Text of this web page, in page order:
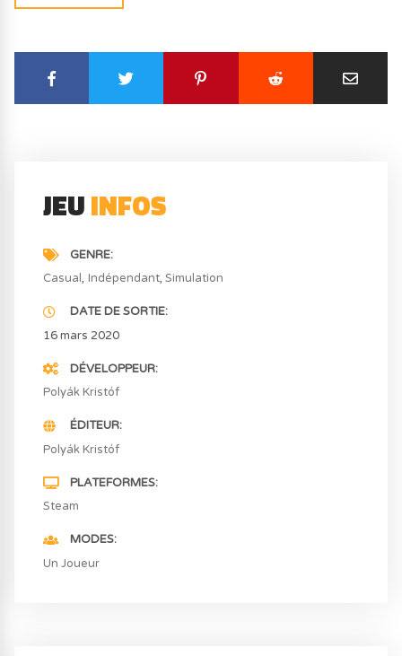
JEUINFOS
GENRE
Casual Indépendant Simulation
DATE DE SORTIE
16 mars 2020
DÉVELOPPEUR
Polyák Kristóf
ÉDITEUR
Polyák Kristóf
PLATEFORMES
Steam
MODES
Un Joueur